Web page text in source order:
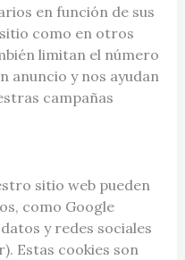
en función de sus
como en otros
limitan el número
anuncio y nos ayudan
campañas
sitio web pueden
como Google
y redes sociales
Estas cookies son